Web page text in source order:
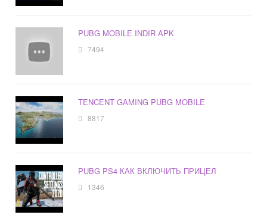
PUBG MOBILE INDIR APK
7494
TENCENT GAMING PUBG MOBILE
8817
PUBG PS4 КАК ВКЛЮЧИТЬ ПРИЦЕЛ
1346